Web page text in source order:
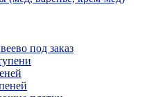
под заказ